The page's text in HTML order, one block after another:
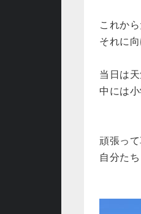
これか
それに
当日は
中には
頑張っ
自分た